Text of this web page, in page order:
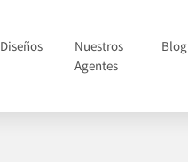
Diseños
Nuestros
Agentes
Blog